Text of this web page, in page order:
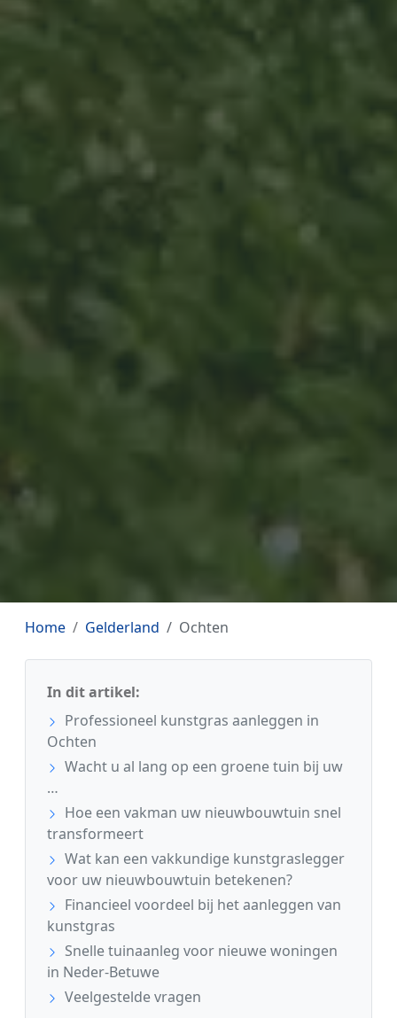
Home Gelderland Ochten
In dit artikel:
Professioneel kunstgras aanleggen in
Ochten
Wacht u al lang op een groene tuin bij uw
…
Hoe een vakman uw nieuwbouwtuin snel
transformeert
Wat kan een vakkundige kunstgraslegger
voor uw nieuwbouwtuin betekenen?
Financieel voordeel bij het aanleggen van
kunstgras
Snelle tuinaanleg voor nieuwe woningen
in Neder-Betuwe
Veelgestelde vragen